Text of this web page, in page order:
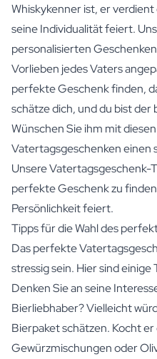
Whiskykenner ist, er
seine Individualität feiert.
personalisierten
Vorlieben jedes Vaters
perfekte Geschenk finden,
schätze dich, und du bist der
Wünschen Sie ihm mit
Vatertagsgeschenken
Unsere Vatertagsgeschenk-
perfekte Geschenk zu
Persönlichkeit feiert.
Tipps für die Wahl des
Das perfekte
stressig sein. Hier sind
Denken Sie an seine
Bierliebhaber? Vielleicht
Bierpaketschätzen. Kocht
Gewürzmischungenoder